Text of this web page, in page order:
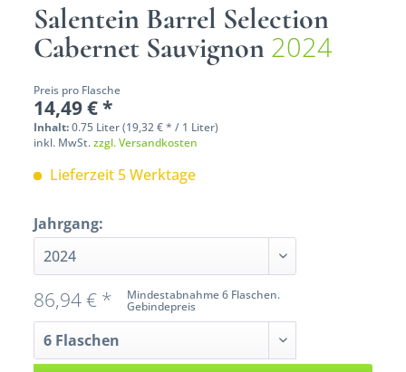
Salentein Barrel Selection
Cabernet Sauvignon 2024
Preis pro Flasche
14,49 € *
Inhalt:0.75 Liter (19,32 € * / 1 Liter)
inkl. MwSt.zzgl. Versandkosten
Lieferzeit 5 Werktage
Jahrgang:
Mindestabnahme 6 Flaschen.
Gebindepreis
86,94 € *